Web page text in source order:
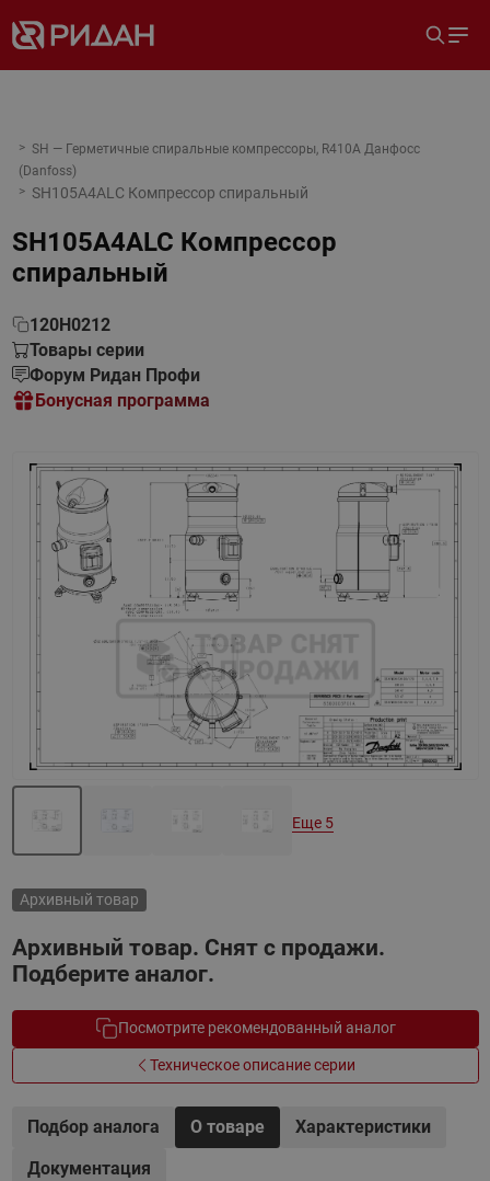
SH — Герметичные спиральные компрессоры, R410A Данфосс
(Danfoss)
SH105A4ALC Компрессор спиральный
SH105A4ALC Компрессор
спиральный
120H0212
Товары серии
Форум Ридан Профи
Бонусная программа
Архивный товар
Архивный товар. Снят с продажи.
Подберите аналог.
Посмотрите рекомендованный аналог
Техническое описание серии
Еще 5
Подбор аналога О товаре
Характеристики
Документация